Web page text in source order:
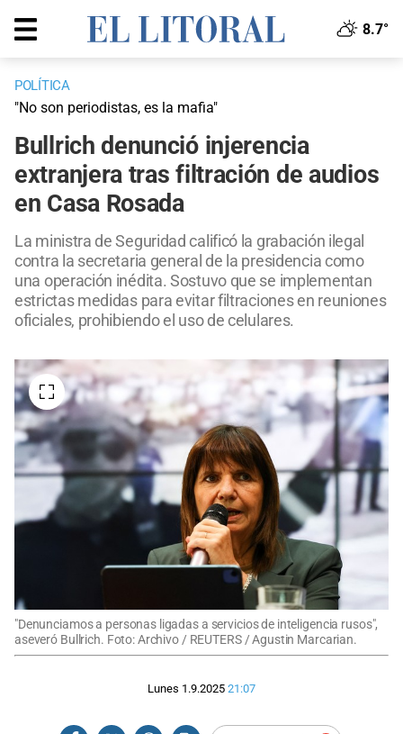
8.7°
POLÍTICA
"No son periodistas, es la mafia"
Bullrich denunció injerencia
extranjera tras filtración de audios
en Casa Rosada
La ministra de Seguridad calificó la grabación ilegal
contra la secretaria general de la presidencia como
una operación inédita. Sostuvo que se implementan
estrictas medidas para evitar filtraciones en reuniones
oficiales, prohibiendo el uso de celulares.
"Denunciamos a personas ligadas a servicios de inteligencia rusos",
aseveró Bullrich. Foto: Archivo / REUTERS / Agustin Marcarian.
Lunes 1.9.2025 21:07